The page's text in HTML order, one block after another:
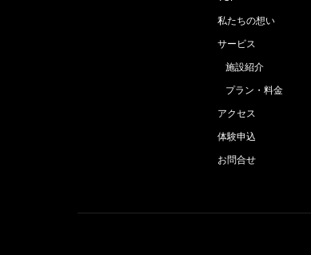
私たちの想い
サービス
施設紹介
プラン・料金
アクセス
体験申込
お問合せ